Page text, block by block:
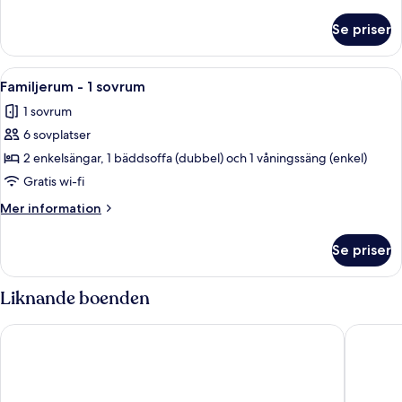
enkelrum
Se priser
Öppna
alla
foton
för
Familjerum
-
1
sovrum
Ett sovrum med en säng, en stol, en
1
Familjerum - 1 sovrum
1 sovrum
6 sovplatser
2 enkelsängar, 1 bäddsoffa (dubbel) och 1 våningssäng (enkel)
Gratis wi-fi
Mer information
Mer
-
1
sovrum
Se priser
Liknande boenden
Hotell Solstickan Mellbystrand Good